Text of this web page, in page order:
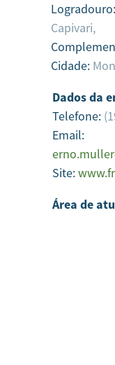
Logradouro:
Capivari,
Cidade:
Dados da
Telefone:
Email:
Site:
Área de